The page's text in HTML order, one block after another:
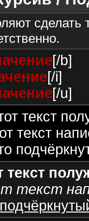
[/b]
[/i]
[/u]
текст
текст
текст
текст